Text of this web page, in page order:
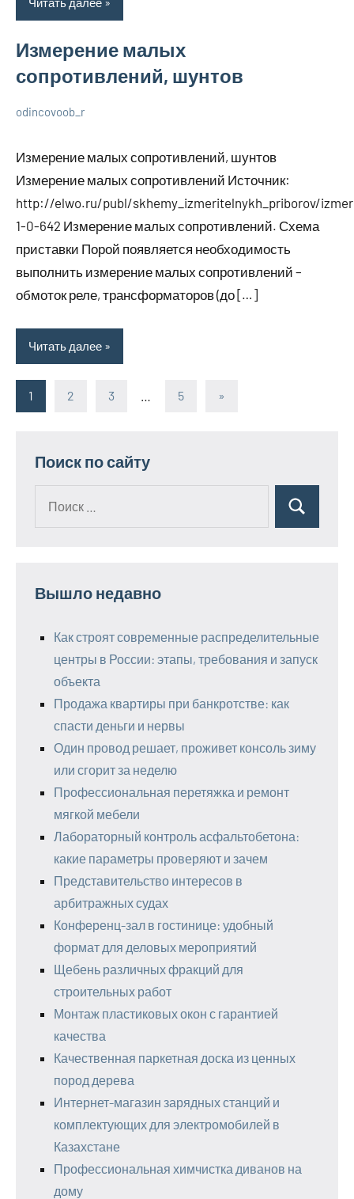
Измерение малых
сопротивлений, шунтов
электрики
2023
odincovoob_r
Измерение малых сопротивлений, шунтов
Измерение малых сопротивлений Источник:
http://elwo.ru/publ/skhemy_izmeritelnykh_priborov/
1-0-642 Измерение малых сопротивлений. Схема
приставки Порой появляется необходимость
выполнить измерение малых сопротивлений –
обмоток реле, трансформаторов (до […]
Читать далее
Пагинация
1 2 3 5
Следующие
»
Поиск по сайту
Поиск
Вышло недавно
Как строят современные распределительные
центры в России: этапы, требования и запуск
объекта
Продажа квартиры при банкротстве: как
спасти деньги и нервы
Один провод решает, проживет консоль зиму
или сгорит за неделю
Профессиональная перетяжка и ремонт
мягкой мебели
Лабораторный контроль асфальтобетона:
какие параметры проверяют и зачем
Представительство интересов в
арбитражных судах
Конференц-зал в гостинице: удобный
формат для деловых мероприятий
Щебень различных фракций для
строительных работ
Монтаж пластиковых окон с гарантией
качества
Качественная паркетная доска из ценных
пород дерева
Интернет-магазин зарядных станций и
комплектующих для электромобилей в
Казахстане
Профессиональная химчистка диванов на
дому